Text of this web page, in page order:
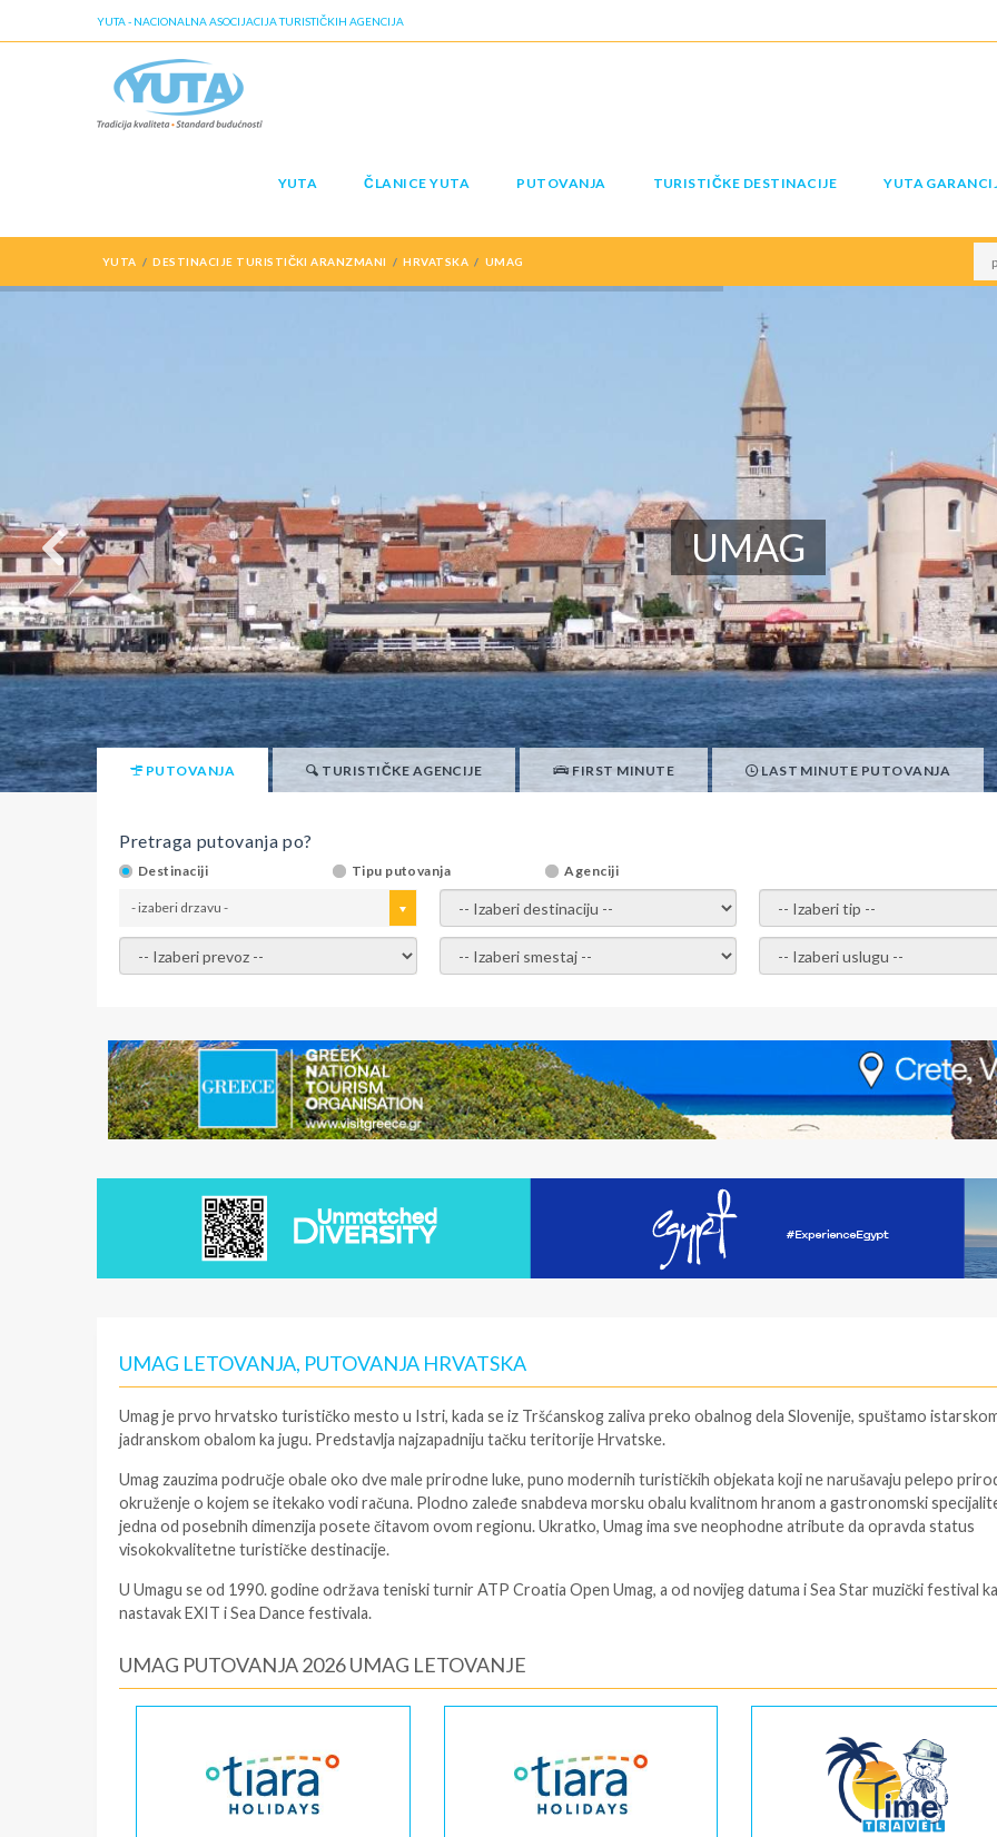
YUTA - NACIONALNA ASOCIJACIJA TURISTIČKIH AGENCIJA
YUTA ČLANICE YUTA PUTOVANJA TURISTIČKE DESTINACIJE YUTA
YUTA DESTINACIJE TURISTIČKI ARANZMANI HRVATSKA UMAG
UMAG
PUTOVANJA TURISTIČKE AGENCIJE FIRST MINUTE LAST MINUTE PUTOVANJA
Pretraga putovanja po?
Destinaciji Tipu putovanja Agenciji
- izaberi drzavu - - izaberi destinaciju - - izaberi tip -
- izaberi prevoz - - Izaberite smestaj - - Izaberite uslugu -
UMAG LETOVANJA, PUTOVANJA HRVATSKA
Umag je prvo hrvatsko turističko mesto u Istri, kada se iz Tršćanskog zaliva preko obalnog dela Slovenije, spuštamo
jadranskom obalom ka jugu. Predstavlja najzapadniju tačku teritorije Hrvatske.
Umag zauzima područje obale oko dve male prirodne luke, puno modernih turističkih objekata koji ne narušavaju pelepo
okruženje o kojem se itekako vodi računa. Plodno zaleđe snabdeva morsku obalu kvalitnom hranom a gastronomski
jedna od posebnih dimenzija posete čitavom ovom regionu. Ukratko, Umag ima sve neophodne atribute da opravda status
visokokvalitetne turističke destinacije.
U Umagu se od 1990. godine održava teniski turnir ATP Croatia Open Umag, a od novijeg datuma i Sea Star muzički festival
nastavak EXIT i Sea Dance festivala.
UMAG PUTOVANJA 2026 UMAG LETOVANJE